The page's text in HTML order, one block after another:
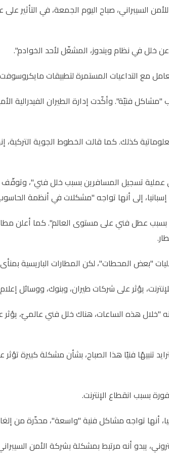
السيبراني، صباح اليوم الجمعة، في التأثير
خلل في نظام ويندوز، المشغّل لأحد الخوادم".
لتطبيقات مايكروسوفت 365 المتبقية، التي يشوبها الخلل".
فنيّة". وأكّدت إدارة الطيران الفيدرالية
كذلك. كما قالت الخطوط الجوية التركية،
عملية تسجيل المسافرين بسبب خلل فني"،
إلى أنها تواجه "مشكلات في أنظمة
بسبب عطل فني على مستوى العالم". كما أعلن
"بعض المحطات"، لكن المطارات الباريسية
يؤثر على شركات طيران، وبنوك، ووسائل
إنه "خلال هذه الساعات، هناك خلل فني عالميّ،
تنبيهًا فنيًا هذا الصباح، بشأن مشكلة كبيرة
بسبب انقطاع الإنترنت.
أنها تواجه مشاكل فنية "واسعة"، محذّرة من
يبدو أنه مرتبط بمشكلة بشركة الأمن